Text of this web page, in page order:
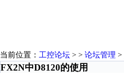
当前位置： 工控论坛 > > 论坛管理 >
FX2N中D8120的使用